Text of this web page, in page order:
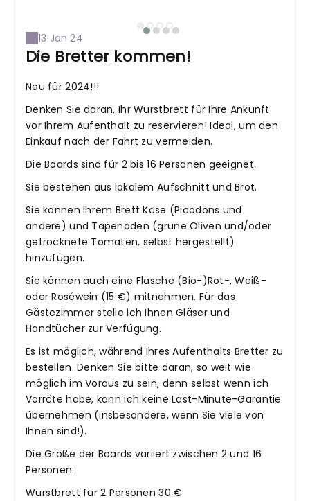
13 Jan 24
Die Bretter kommen!
Neu für 2024!!!
Denken Sie daran, Ihr Wurstbrett für Ihre Ankunft
vor Ihrem Aufenthalt zu reservieren! Ideal, um den
Einkauf nach der Fahrt zu vermeiden.
Die Boards sind für 2 bis 16 Personen geeignet.
Sie bestehen aus lokalem Aufschnitt und Brot.
Sie können Ihrem Brett Käse (Picodons und
andere) und Tapenaden (grüne Oliven und/oder
getrocknete Tomaten, selbst hergestellt)
hinzufügen.
Sie können auch eine Flasche (Bio-)Rot-, Weiß-
oder Roséwein (15 €) mitnehmen. Für das
Gästezimmer stelle ich Ihnen Gläser und
Handtücher zur Verfügung.
Es ist möglich, während Ihres Aufenthalts Bretter zu
bestellen. Denken Sie bitte daran, so weit wie
möglich im Voraus zu sein, denn selbst wenn ich
Vorräte habe, kann ich keine Last-Minute-Garantie
übernehmen (insbesondere, wenn Sie viele von
Ihnen sind!).
Die Größe der Boards variiert zwischen 2 und 16
Personen:
Wurstbrett für 2 Personen 30 €